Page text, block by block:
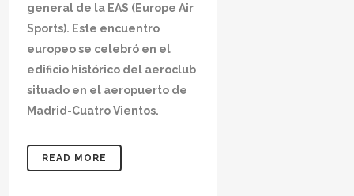
general de la EAS (Europe Air
Sports). Este encuentro
europeo se celebró en el
edificio histórico del aeroclub
situado en el aeropuerto de
Madrid-Cuatro Vientos.
READ MORE